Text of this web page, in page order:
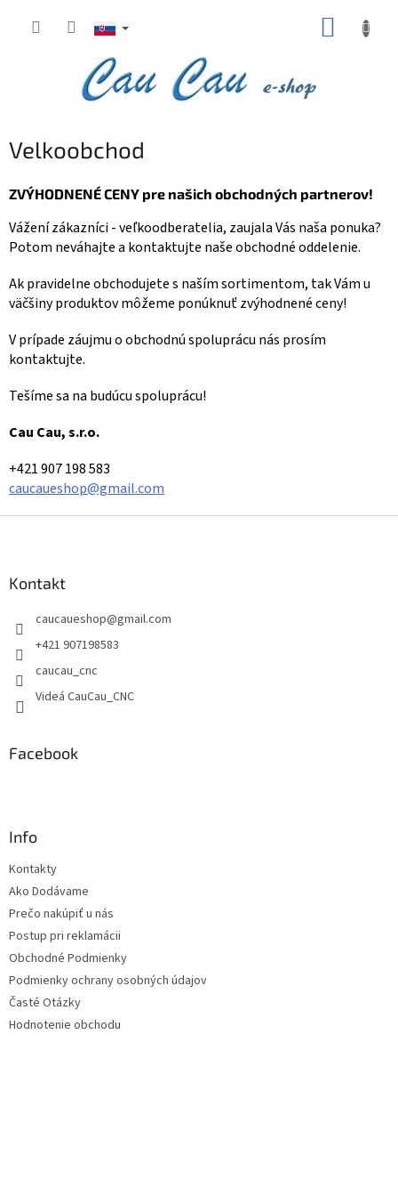
Velkoobchod
ZVÝHODNENÉ CENY pre našich obchodných partnerov!
Vážení zákazníci - veľkoodberatelia, zaujala Vás naša ponuka?
Potom neváhajte a kontaktujte naše obchodné oddelenie.
Ak pravidelne obchodujete s naším sortimentom, tak Vámu
väčšiny produktov môžeme ponúknuť zvýhodnené ceny!
V prípade záujmu o obchodnú spoluprácu nás prosím
kontaktujte.
Tešíme sa na budúcu spoluprácu!
Cau Cau, s.r.o.
+421 907 198 583
caucaueshop@gmail.com
Kontakt
caucaueshop@gmail.com
+421 907198583
caucau_cnc
Videá CauCau_CNC
Facebook
Info
Kontakty
Ako Dodávame
Prečo nakúpiť u nás
Postup pri reklamácii
Obchodné Podmienky
Podmienky ochrany osobných údajov
Časté Otázky
Hodnotenie obchodu